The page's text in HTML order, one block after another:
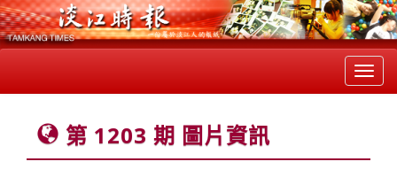
第 1203 期 圖片資訊